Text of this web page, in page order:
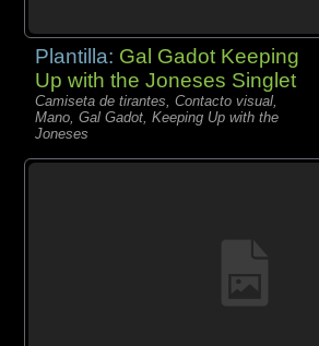
Plantilla: Gal Gadot Keeping
Up with the Joneses Singlet
Camiseta de tirantes, Contacto visual,
Mano, Gal Gadot, Keeping Up with the
Joneses